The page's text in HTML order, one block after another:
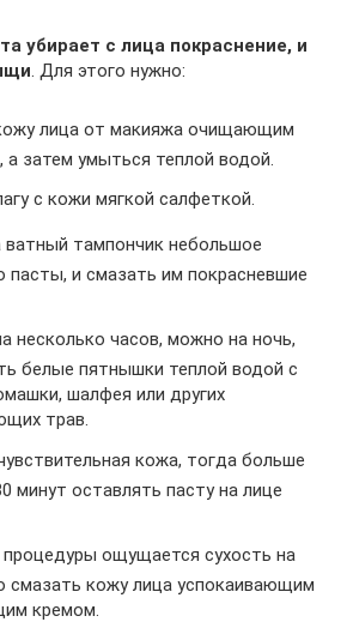
убирает с лица покраснение, и
. Для этого нужно:
лица от макияжа очищающим
а затем умыться теплой водой.
с кожи мягкой салфеткой.
ватный тампончик небольшое
пасты, и смазать им покрасневшие
несколько часов, можно на ночь,
белые пятнышки теплой водой с
шалфея или других
трав.
кожа, тогда больше
минут оставлять пасту на лице
процедуры ощущается сухость на
смазать кожу лица успокаивающим
кремом.